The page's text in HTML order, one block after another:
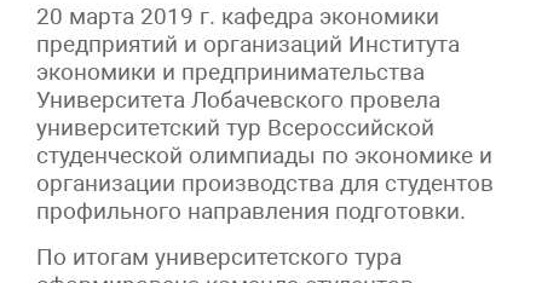
20 марта 2019 г. кафедра экономики
предприятий и организаций Института
экономики и предпринимательства
Университета Лобачевского провела
университетский тур Всероссийской
студенческой олимпиады по экономике и
организации производства для студентов
профильного направления подготовки.
По итогам университетского тура